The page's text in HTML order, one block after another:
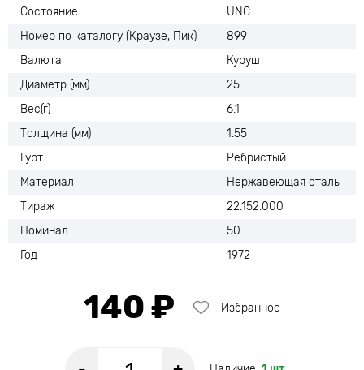
Состояние
UNC
Номер по каталогу (Краузе, Пик)
899
Валюта
Куруш
Диаметр (мм)
25
Вес(г)
6.1
Толщина (мм)
1.55
Гурт
Ребристый
Материал
Нержавеющая сталь
Тираж
22.152.000
Номинал
50
Год
1972
140 ₽ Избранное